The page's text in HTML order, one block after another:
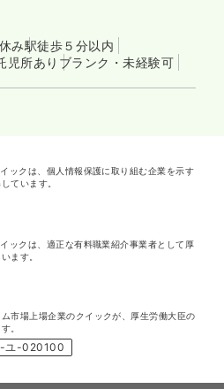
み駅徒歩５分以内
児所あり ブランク・未経験可
ックは、個人情報保護に取り組む企業を示す
ています。
ックは、適正な有料職業紹介事業者として厚
ます。
市場上場企業のクイックが、厚生労働大臣の
。
ユ-020100